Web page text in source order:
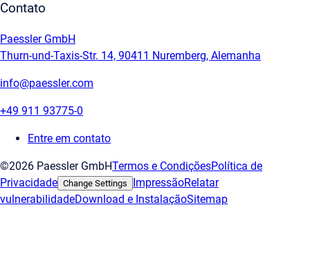
Contato
Paessler GmbH
Thurn-und-Taxis-Str. 14, 90411 Nuremberg, Alemanha
info@paessler.com
+49 911 93775-0
Entre em contato
©2026 Paessler GmbHTermos e CondiçõesPolítica de
Privacidade Change Settings ImpressãoRelatar
vulnerabilidadeDownload e InstalaçãoSitemap